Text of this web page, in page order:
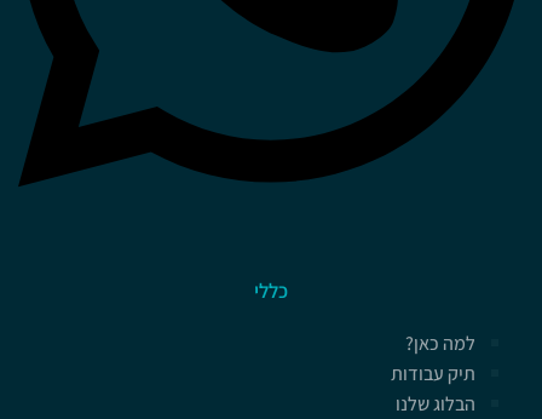
כללי
למה כאן?
תיק עבודות
הבלוג שלנו